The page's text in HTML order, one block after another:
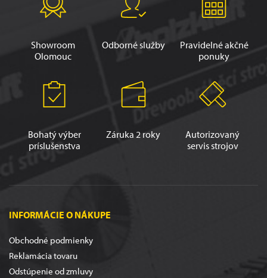
Showroom
Olomouc
Odborné služby
Pravidelné akčné
ponuky
Bohatý výber
príslušenstva
Záruka 2 roky
Autorizovaný
servis strojov
INFORMÁCIE O NÁKUPE
Obchodné podmienky
Reklamácia tovaru
Odstúpenie od zmluvy